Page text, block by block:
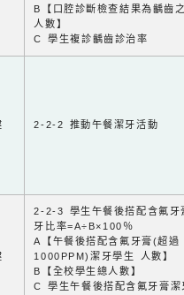
B【口腔診斷檢查結果為齲齒
人數】
C 學生複診齲齒診治率
2-2-2 推動午餐潔牙活動
2-2-3 學生午餐後搭配含氟牙
牙比率=A÷B×100％
A【午餐後搭配含氟牙膏(超過
1000PPM)潔牙學生 人數】
B【全校學生總人數】
C 學生午餐後搭配含氟牙膏潔